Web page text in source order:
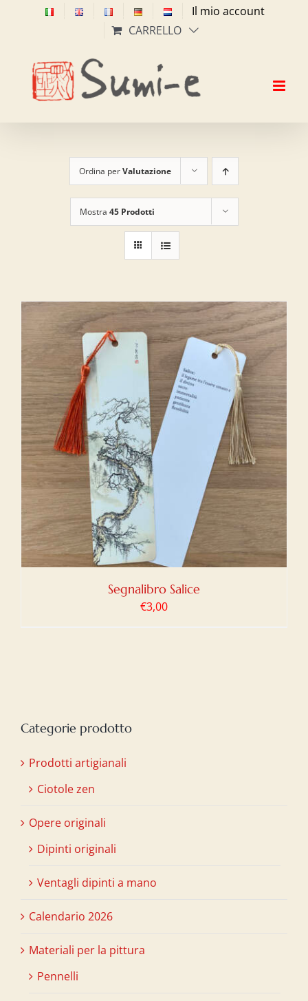
Il mio account
CARRELLO
Ordina perValutazione
Mostra 45 Prodotti
Segnalibro Salice
€3,00
Categorie prodotto
Prodotti artigianali
Ciotole zen
Opere originali
Dipinti originali
Ventagli dipinti a mano
Calendario 2026
Materiali per la pittura
Pennelli